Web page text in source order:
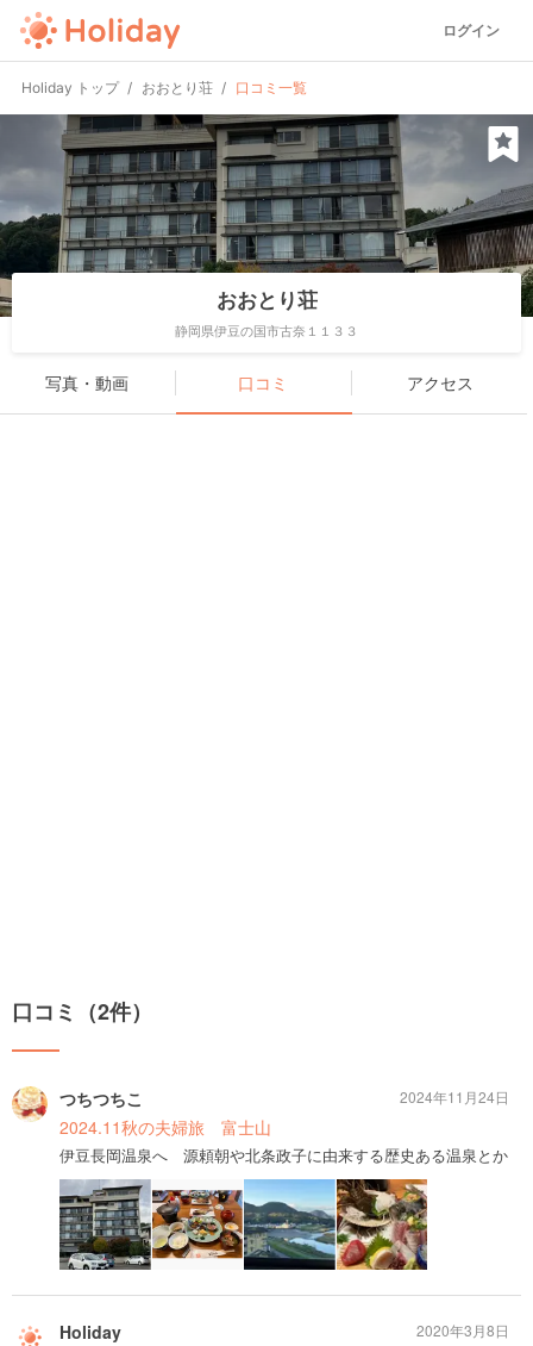
ログイン
Holiday トップ おおとり荘 口コミ一覧
おおとり荘
静岡県伊豆の国市古奈１１３３
写真・動画 口コミ アクセス
口コミ（2件）
つちつちこ
2024.11秋の夫婦旅 富士山
伊豆長岡温泉へ 源頼朝や北条政子に由来する歴史ある温泉とか
2024年11月24日
Holiday 2020年3月8日